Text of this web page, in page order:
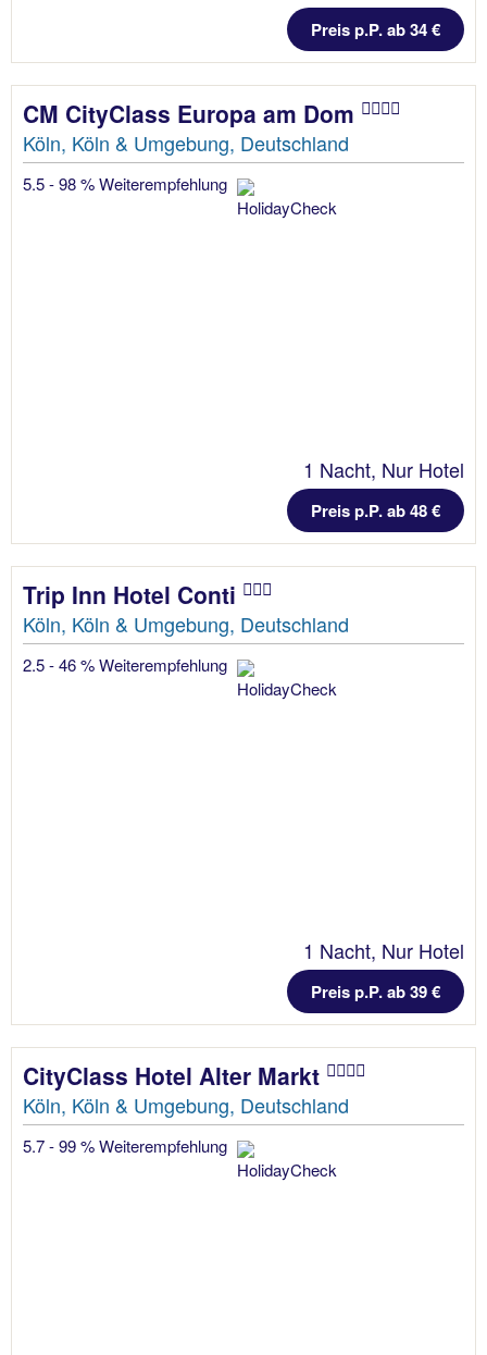
Preis p.P. ab 34 €
CM CityClass Europa am Dom
Köln, Köln & Umgebung, Deutschland
5.5 - 98 % Weiterempfehlung
1 Nacht, Nur Hotel
Preis p.P. ab 48 €
Trip Inn Hotel Conti
Köln, Köln & Umgebung, Deutschland
2.5 - 46 % Weiterempfehlung
1 Nacht, Nur Hotel
Preis p.P. ab 39 €
CityClass Hotel Alter Markt
Köln, Köln & Umgebung, Deutschland
5.7 - 99 % Weiterempfehlung